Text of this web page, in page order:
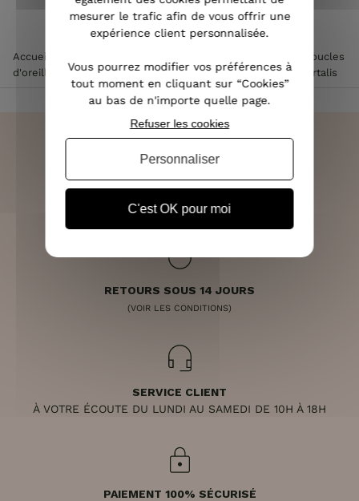
Accueil
Boucles
d'oreilles femme >Boucles d'oreilles LOL à clips noires Martalis
LIVRAISON RAPIDE
OFFERTE DÈS 70€
RETOURS SOUS 14 JOURS
(VOIR LES CONDITIONS)
SERVICE CLIENT
À VOTRE ÉCOUTE DU LUNDI AU SAMEDI DE 10H À 18H
PAIEMENT 100% SÉCURISÉ
mesurer le trafic afin de vous offrir une
expérience client personnalisée.
Vous pourrez modifier vos préférences à
tout moment en cliquant sur “Cookies”
au bas de n'importe quelle page.
C'est OK pour moi
Refuser les cookies
Personnaliser